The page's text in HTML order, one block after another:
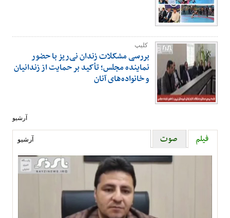
کلیپ
بررسی مشکلات زندان نی‌ریز با حضور
نماینده مجلس؛ تأکید بر حمایت از زندانیان
و خانواده‌های آنان
آرشیو
فیلم صوت آرشیو